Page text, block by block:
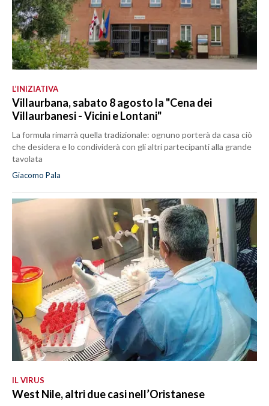
L’INIZIATIVA
Villaurbana, sabato 8 agosto la "Cena dei
Villaurbanesi - Vicini e Lontani"
La formula rimarrà quella tradizionale: ognuno porterà da casa ciò
che desidera e lo condividerà con gli altri partecipanti alla grande
tavolata
Giacomo Pala
IL VIRUS
West Nile, altri due casi nell’Oristanese